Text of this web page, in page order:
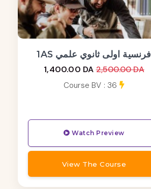
1AS فرنسية اولى ثانوي علمي
1,400.00 DA 2,500.00 DA
Course BV : 36
Watch Preview
View The Course